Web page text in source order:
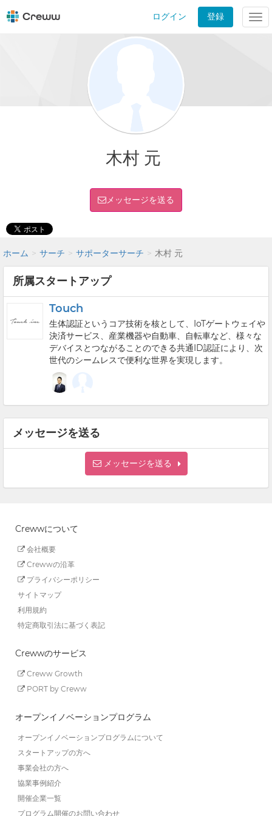
ログイン 登録
木村 元
メッセージを送る
ホーム サーチ サポーターサーチ 木村 元
所属スタートアップ
Touch
生体認証というコア技術を核として、IoTゲートウェイや
決済サービス、産業機器や自動車、自転車など、様々な
デバイスとつながることのできる共通ID認証により、次
世代のシームレスで便利な世界を実現します。
メッセージを送る
メッセージを送る
Crewwについて
会社概要
Crewwの沿革
プライバシーポリシー
サイトマップ
利用規約
特定商取引法に基づく表記
Crewwのサービス
Creww Growth
PORT by Creww
オープンイノベーションプログラム
オープンイノベーションプログラムについて
スタートアップの方へ
事業会社の方へ
協業事例紹介
開催企業一覧
プログラム開催のお問い合わせ